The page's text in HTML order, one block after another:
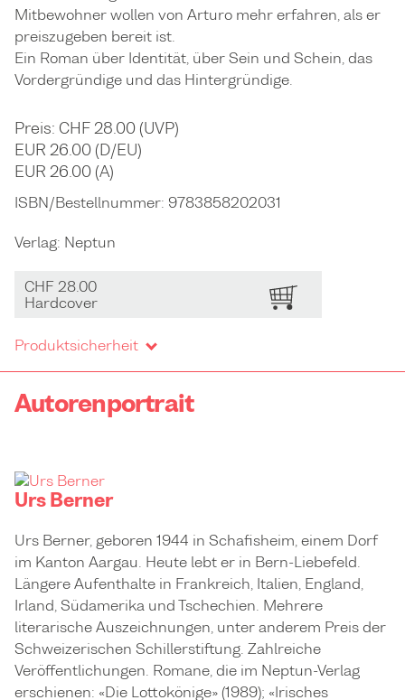
Mitbewohner wollen von Arturo mehr erfahren, als er
preiszugeben bereit ist.
Ein Roman über Identität, über Sein und Schein, das
Vordergründige und das Hintergründige.
Preis: CHF 28.00 (UVP)
EUR 26.00 (D/EU)
EUR 26.00 (A)
ISBN/Bestellnummer: 9783858202031
Verlag: Neptun
CHF 28.00
Hardcover
Produktsicherheit
Autorenportrait
Urs Berner
Urs Berner, geboren 1944 in Schafisheim, einem Dorf
im Kanton Aargau. Heute lebt er in Bern-Liebefeld.
Längere Aufenthalte in Frankreich, Italien, England,
Irland, Südamerika und Tschechien. Mehrere
literarische Auszeichnungen, unter anderem Preis der
Schweizerischen Schillerstiftung. Zahlreiche
Veröffentlichungen. Romane, die im Neptun-Verlag
erschienen: «Die Lottokönige» (1989); «Irisches